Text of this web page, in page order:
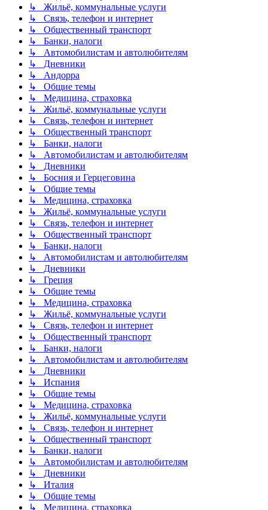
↳ Жильё, коммунальные услуги
↳ Связь, телефон и интернет
↳ Общественный транспорт
↳ Банки, налоги
↳ Автомобилистам и автолюбителям
↳ Дневники
↳ Андорра
↳ Общие темы
↳ Медицина, страховка
↳ Жильё, коммунальные услуги
↳ Связь, телефон и интернет
↳ Общественный транспорт
↳ Банки, налоги
↳ Автомобилистам и автолюбителям
↳ Дневники
↳ Босния и Герцеговина
↳ Общие темы
↳ Медицина, страховка
↳ Жильё, коммунальные услуги
↳ Связь, телефон и интернет
↳ Общественный транспорт
↳ Банки, налоги
↳ Автомобилистам и автолюбителям
↳ Дневники
↳ Греция
↳ Общие темы
↳ Медицина, страховка
↳ Жильё, коммунальные услуги
↳ Связь, телефон и интернет
↳ Общественный транспорт
↳ Банки, налоги
↳ Автомобилистам и автолюбителям
↳ Дневники
↳ Испания
↳ Общие темы
↳ Медицина, страховка
↳ Жильё, коммунальные услуги
↳ Связь, телефон и интернет
↳ Общественный транспорт
↳ Банки, налоги
↳ Автомобилистам и автолюбителям
↳ Дневники
↳ Италия
↳ Общие темы
↳ Медицина, страховка